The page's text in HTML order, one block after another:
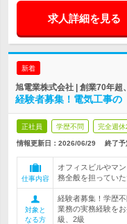
求人詳細を見る
新着
旭電業株式会社 | 創業70年超
経験者募集！電気工事
正社員 学歴不問 完全週休
情報更新日：2026/06/29 終了予
仕事内容
オフィスビルやマ
務全般を担っていた
対象と
なる方
経験者募集！学歴
業務の実務経験を
級、2級